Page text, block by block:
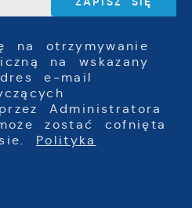
na otrzymywanie
na wskazany
e-mail
Administratora
zostać cofnięta
Polityka